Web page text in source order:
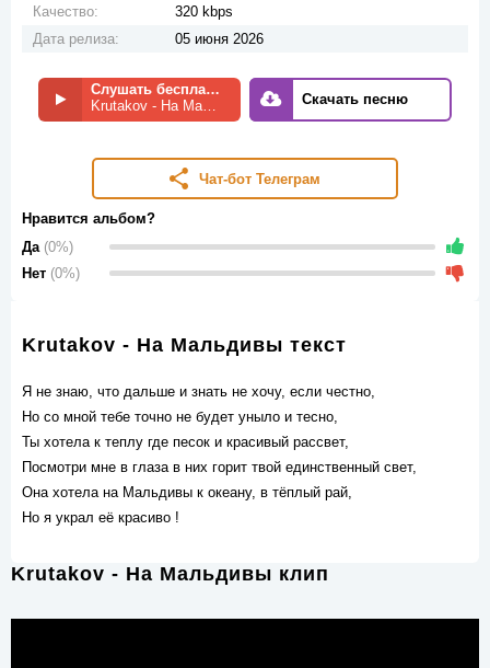
Качество:
320 kbps
Дата релиза:
05 июня 2026
Слушать бесплатно
Krutakov - На Мальдивы
Скачать песню
Чат-бот Телеграм
Нравится альбом?
Да (0%)
Нет (0%)
Krutakov - На Мальдивы текст
Я не знаю, что дальше и знать не хочу, если честно,
Но со мной тебе точно не будет уныло и тесно,
Ты хотела к теплу где песок и красивый рассвет,
Посмотри мне в глаза в них горит твой единственный свет,
Она хотела на Мальдивы к океану, в тёплый рай,
Но я украл её красиво !
Krutakov - На Мальдивы клип